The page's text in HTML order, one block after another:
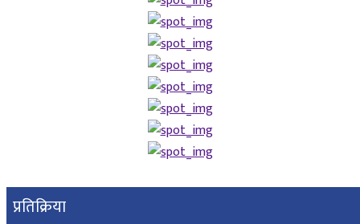
प्रतिक्रिया